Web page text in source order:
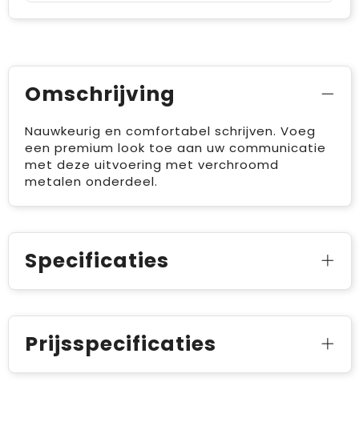
Omschrijving
Nauwkeurig en comfortabel schrijven. Voeg
een premium look toe aan uw communicatie
met deze uitvoering met verchroomd
metalen onderdeel.
Specificaties
Prijsspecificaties